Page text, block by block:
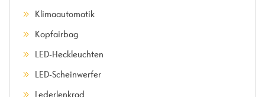
Klimaautomatik
Kopfairbag
LED-Heckleuchten
LED-Scheinwerfer
Lederlenkrad